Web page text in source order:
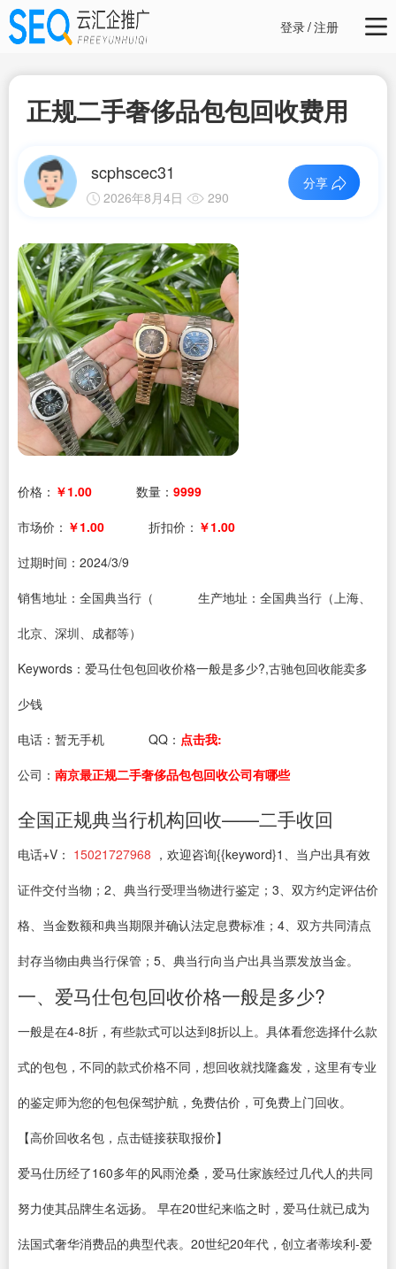
登录/注册
正规二手奢侈品包包回收费用
scphscec31
2026年8月4日 290
分享
价格： ￥1.00 数量： 9999
市场价： ￥1.00 折扣价： ￥1.00
过期时间： 2024/3/9
销售地址：全国典当行（
生产地址：全国典当行（上海、
北京、深圳、成都等）
Keywords：爱马仕包包回收价格一般是多少?,古驰包回收能卖多
少钱
电话： 暂无手机 QQ： 点击我:
公司： 南京最正规二手奢侈品包包回收公司有哪些
全国正规典当行机构回收——二手收回
电话+V： 15021727968 ，欢迎咨询{{keyword}1、当户出具有效
证件交付当物；2、典当行受理当物进行鉴定；3、双方约定评估价
格、当金数额和典当期限并确认法定息费标准；4、双方共同清点
封存当物由典当行保管；5、典当行向当户出具当票发放当金。
一、爱马仕包包回收价格一般是多少?
一般是在4-8折，有些款式可以达到8折以上。具体看您选择什么款
式的包包，不同的款式价格不同，想回收就找隆鑫发，这里有专业
的鉴定师为您的包包保驾护航，免费估价，可免费上门回收。
【高价回收名包，点击链接获取报价】
爱马仕历经了160多年的风雨沧桑，爱马仕家族经过几代人的共同
努力使其品牌生名远扬。 早在20世纪来临之时，爱马仕就已成为
法国式奢华消费品的典型代表。20世纪20年代，创立者蒂埃利-爱